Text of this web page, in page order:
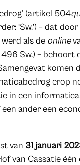
(artikel 504
‘Sw.’) – dat
als de online
Sw.) – behoort
komen
erop
in een
ander een
van 31 januari
van Cassatie één